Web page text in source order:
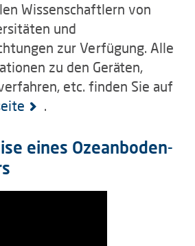
Wissenschaftlern von
und
zur Verfügung. Alle
zu den Geräten,
etc. finden Sie auf
.
eines Ozeanboden-